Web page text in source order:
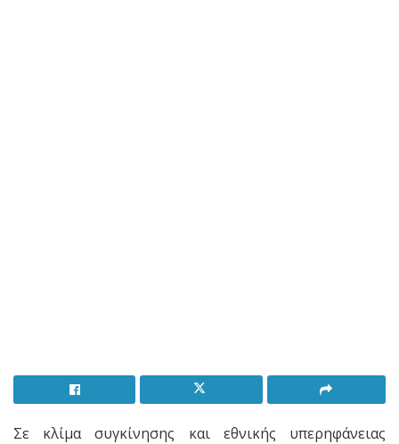
Σε κλίμα συγκίνησης και εθνικής υπερηφάνειας